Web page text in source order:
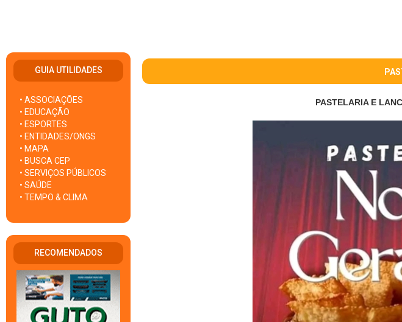
GUIA UTILIDADES
• ASSOCIAÇÕES
• EDUCAÇÃO
• ESPORTES
• ENTIDADES/ONGS
• MAPA
• BUSCA CEP
• SERVIÇOS PÚBLICOS
• SAÚDE
• TEMPO & CLIMA
RECOMENDADOS
PASTELARIA E